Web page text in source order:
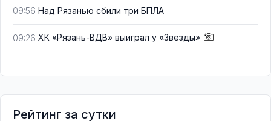
09:56 Над Рязанью сбили три БПЛА
09:26 ХК «Рязань-ВДВ» выиграл у «Звезды»
Рейтинг за сутки